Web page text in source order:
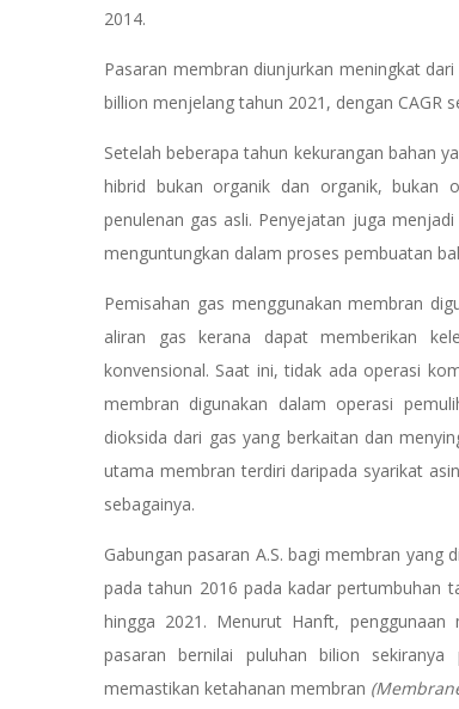
2014.
Pasaran membran diunjurkan meningkat
billion menjelang tahun 2021, dengan CAGR
Setelah beberapa tahun kekurangan bahan
hibrid bukan organik dan organik, bukan
penulenan gas asli. Penyejatan juga
menguntungkan dalam proses pembuatan
Pemisahan gas menggunakan membran
aliran gas kerana dapat memberikan
konvensional. Saat ini, tidak ada operasi
membran digunakan dalam operasi
dioksida dari gas yang berkaitan dan
utama membran terdiri daripada syarikat
sebagainya.
Gabungan pasaran A.S. bagi membran yang
pada tahun 2016 pada kadar pertumbuhan
hingga 2021. Menurut Hanft,
pasaran bernilai puluhan bilion
memastikan ketahanan membran